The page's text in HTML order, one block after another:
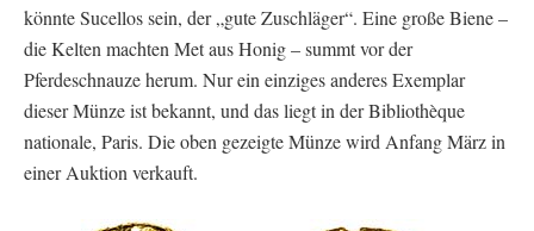
könnte Sucellos sein, der „gute Zuschläger“. Eine große Biene –
die Kelten machten Met aus Honig – summt vor der
Pferdeschnauze herum. Nur ein einziges anderes Exemplar
dieser Münze ist bekannt, und das liegt in der Bibliothèque
nationale, Paris. Die oben gezeigte Münze wird Anfang März in
einer Auktion verkauft.